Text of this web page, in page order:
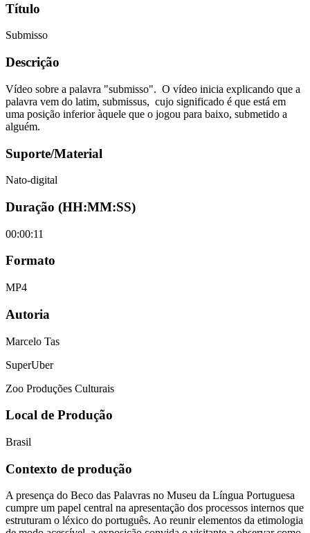
Título
Submisso
Descrição
Vídeo sobre a palavra "submisso". O vídeo inicia explicando que a
palavra vem do latim, submissus, cujo significado é que está em
uma posição inferior àquele que o jogou para baixo, submetido a
alguém.
Suporte/Material
Nato-digital
Duração (HH:MM:SS)
00:00:11
Formato
MP4
Autoria
Marcelo Tas
SuperUber
Zoo Produções Culturais
Local de Produção
Brasil
Contexto de produção
A presença do Beco das Palavras no Museu da Língua Portuguesa
cumpre um papel central na apresentação dos processos internos que
estruturam o léxico do português. Ao reunir elementos da etimologia